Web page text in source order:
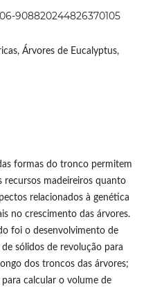
908820244826370105
Árvores de Eucalyptus,
formas do tronco permitem
recursos madeireiros quanto
relacionados à genética
no crescimento das árvores.
foi o desenvolvimento de
sólidos de revolução para
dos troncos das árvores;
calcular o volume de